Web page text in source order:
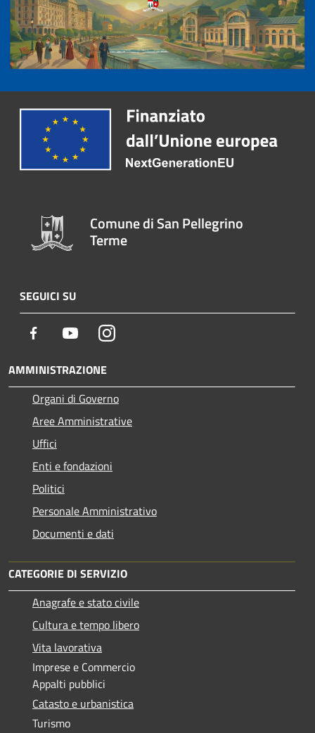
Comune di San Pellegrino
Terme
SEGUICI SU
Facebook YoutubeInstagram
AMMINISTRAZIONE
Organi di Governo
Aree Amministrative
Uffici
Enti e fondazioni
Politici
Personale Amministrativo
Documenti e dati
CATEGORIE DI SERVIZIO
Anagrafe e stato civile
Cultura e tempo libero
Vita lavorativa
Imprese e Commercio
Appalti pubblici
Catasto e urbanistica
Turismo